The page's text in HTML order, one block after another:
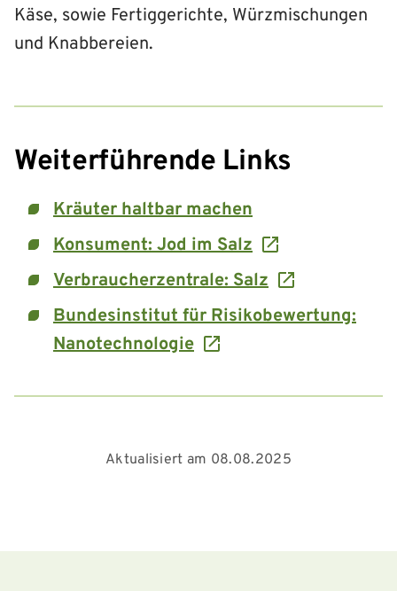
Käse, sowie Fertiggerichte, Würzmischungen
und Knabbereien.
Weiterführende Links
Kräuter haltbar machen
Konsument: Jod im Salz
Verbraucherzentrale: Salz
Bundesinstitut für Risikobewertung:
Nanotechnologie
Aktualisiert am 08.08.2025